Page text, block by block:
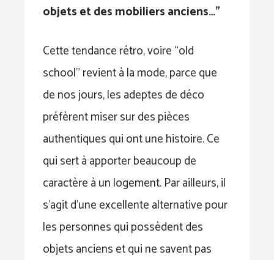
objets et des mobiliers anciens…”
Cette tendance rétro, voire “old
school” revient à la mode, parce que
de nos jours, les adeptes de déco
préfèrent miser sur des pièces
authentiques qui ont une histoire. Ce
qui sert à apporter beaucoup de
caractère à un logement. Par ailleurs, il
s’agit d’une excellente alternative pour
les personnes qui possèdent des
objets anciens et qui ne savent pas